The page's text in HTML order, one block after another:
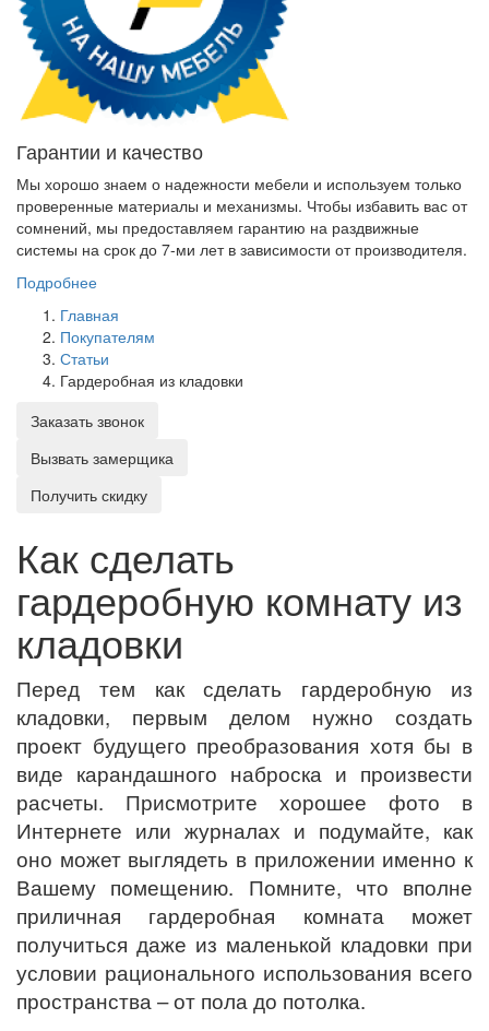
Гарантии и качество
Мы хорошо знаем о надежности мебели и используем только
проверенные материалы и механизмы. Чтобы избавить вас от
сомнений, мы предоставляем гарантию на раздвижные
системы на срок до 7-ми лет в зависимости от производителя.
Подробнее
Главная
Покупателям
Статьи
Гардеробная из кладовки
Заказать звонок
Вызвать замерщика
Получить скидку
Как сделать
гардеробную комнату из
кладовки
Перед тем как сделать гардеробную из
кладовки, первым делом нужно создать
проект будущего преобразования хотя бы в
виде карандашного наброска и произвести
расчеты. Присмотрите хорошее фото в
Интернете или журналах и подумайте, как
оно может выглядеть в приложении именно к
Вашему помещению. Помните, что вполне
приличная гардеробная комната может
получиться даже из маленькой кладовки при
условии рационального использования всего
пространства – от пола до потолка.